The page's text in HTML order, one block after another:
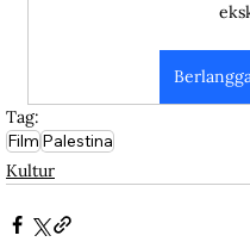
Tag:
FilmPalestina
Kultur